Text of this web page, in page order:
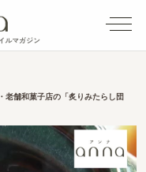
ルマガジン
舗和菓子店の「炙りみたらし団